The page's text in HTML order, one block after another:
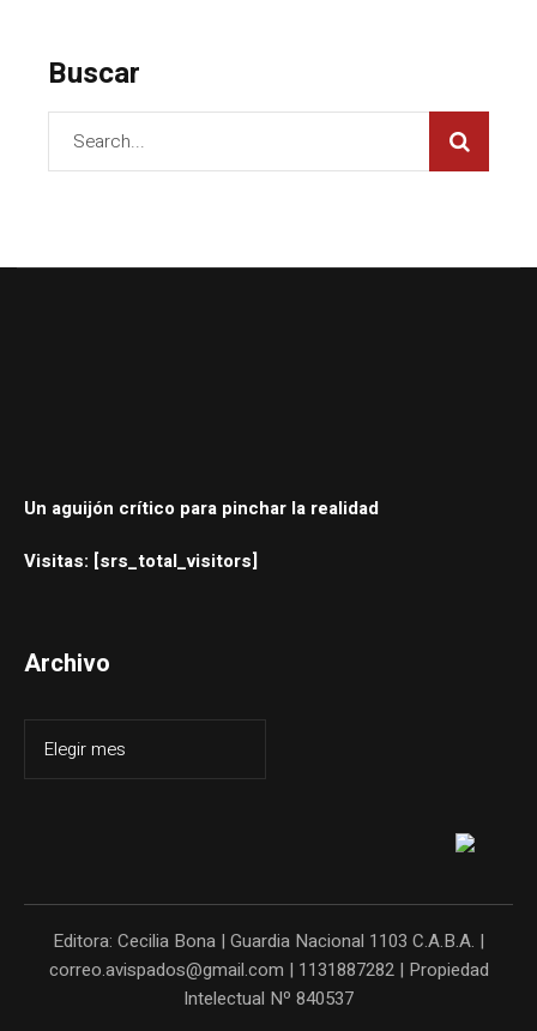
Buscar
Un aguijón crítico para pinchar la realidad
Visitas: [srs_total_visitors]
Archivo
Editora: Cecilia Bona | Guardia Nacional 1103 C.A.B.A. |
correo.avispados@gmail.com | 1131887282 | Propiedad
Intelectual Nº 840537